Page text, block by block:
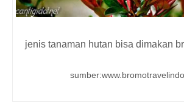
jenis tanaman hutan bisa dimakan